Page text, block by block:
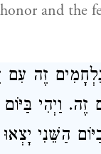
and the
זֶה עִם
וַיְהִי
הַשֵּׁנִי